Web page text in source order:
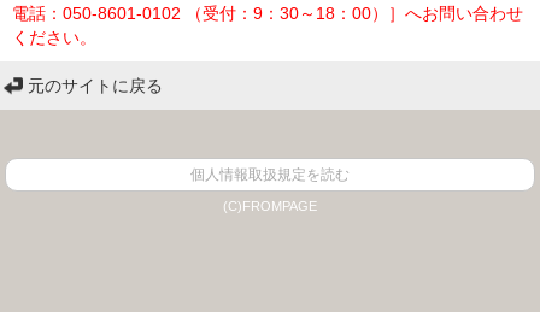
電話：050-8601-0102 （受付：9：30～18：00）］へお問い合わせ
ください。
元のサイトに戻る
個人情報取扱規定を読む
(C)FROMPAGE